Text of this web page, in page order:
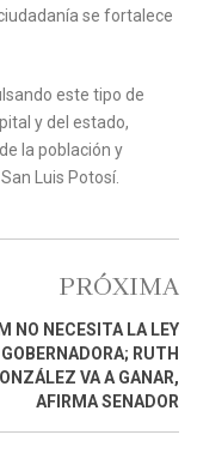
se fortalece
este tipo de
y del estado,
la población y
Luis Potosí.
PRÓXIMA
NO NECESITA LA LEY
GOBERNADORA; RUTH
VA A GANAR,
AFIRMA SENADOR